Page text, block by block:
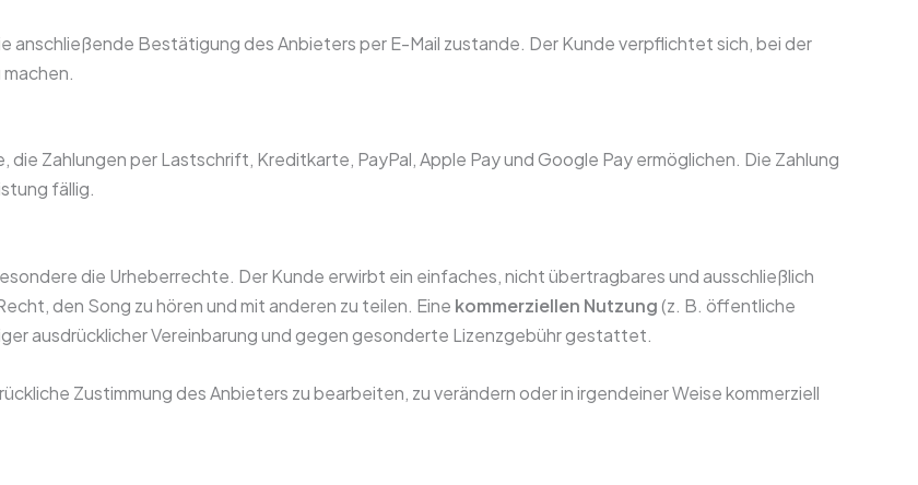
anschließende Bestätigung des Anbieters per E-Mail zustande. Der Kunde verpflichtet sich, bei der
Zahlungen per Lastschrift, Kreditkarte, PayPal, Apple Pay und Google Pay ermöglichen. Die Zahlung
fällig.
die Urheberrechte. Der Kunde erwirbt ein einfaches, nicht übertragbares und ausschließlich
den Song zu hören und mit anderen zu teilen. Eine kommerziellen Nutzung(z. B. öffentliche
ausdrücklicher Vereinbarung und gegen gesonderte Lizenzgebühr gestattet.
Zustimmung des Anbieters zu bearbeiten, zu verändern oder in irgendeiner Weise kommerziell